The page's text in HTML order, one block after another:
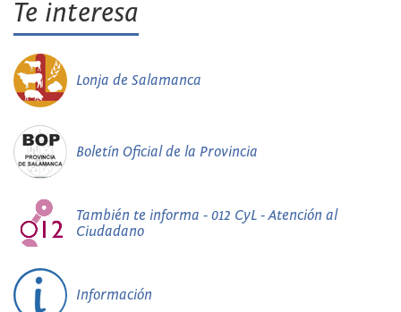
Te interesa
Lonja de Salamanca
Boletín Oficial de la Provincia
También te informa - 012 CyL - Atención al
Ciudadano
Información